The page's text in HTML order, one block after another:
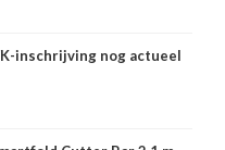
inschrijving nog actueel